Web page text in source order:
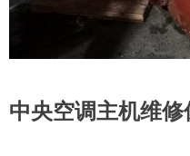
中央空调主机维修